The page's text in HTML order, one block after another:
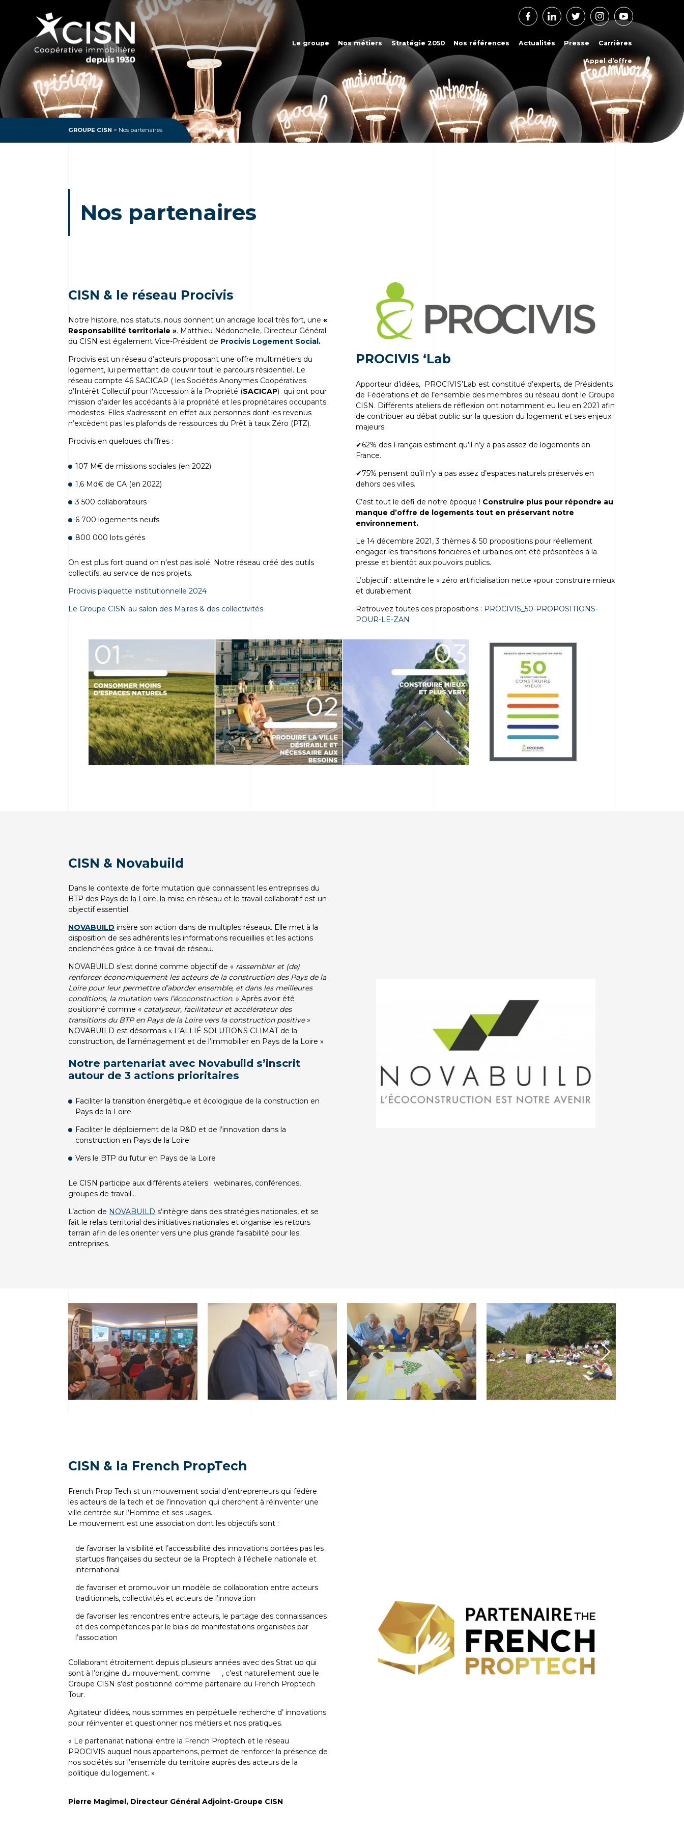
FacebookLinkedinTwitterInstagramYoutube
Le groupe Nos métiers Stratégie 2050 Nos références Actualités Presse Carrières
Appel d’offre
GROUPE CISN > Nos partenaires
Nos partenaires
CISN & le réseau Procivis
Notre histoire, nos statuts, nous donnent un ancrage local très fort, une«
Responsabilité territoriale ». Matthieu Nédonchelle, Directeur Général
du CISN est également Vice-Président de Procivis Logement Social.
Procivis est un réseau d’acteurs proposant une offre multimétiers du
logement, lui permettant de couvrir tout le parcours résidentiel. Le
réseau compte 46 SACICAP ( les Sociétés Anonymes Coopératives
d’Intérêt Collectif pour l’Accession à la Propriété (SACICAP) qui ont pour
mission d’aider les accédants à la propriété et les propriétaires occupants
modestes. Elles s’adressent en effet aux personnes dont les revenus
n’excèdent pas les plafonds de ressources du Prêt à taux Zéro (PTZ).
Procivis en quelques chiffres :
107 M€ de missions sociales (en 2022)
1,6 Md€ de CA (en 2022)
3 500 collaborateurs
6 700 logements neufs
800 000 lots gérés
On est plus fort quand on n’est pas isolé. Notre réseau créé des outils
collectifs, au service de nos projets.
Procivis plaquette institutionnelle 2024
Le Groupe CISN au salon des Maires & des collectivités
PROCIVIS ‘Lab
Apporteur d’idées, PROCIVIS’Lab est constitué d’experts, de Présidents
de Fédérations et de l’ensemble des membres du réseau dont le Groupe
CISN. Différents ateliers de réflexion ont notamment eu lieu en 2021 afin
de contribuer au débat public sur la question du logement et ses enjeux
majeurs.
✔62% des Français estiment qu’il n’y a pas assez de logements en
France.
✔75% pensent qu’il n’y a pas assez d’espaces naturels préservés en
dehors des villes.
C’est tout le défi de notre époque ! Construire plus pour répondre au
manque d’offre de logements tout en préservant notre
environnement.
Le 14 décembre 2021, 3 thèmes & 50 propositions pour réellement
engager les transitions foncières et urbaines ont été présentées à la
presse et bientôt aux pouvoirs publics.
L’objectif : atteindre le « zéro artificialisation nette »pour construire mieux
et durablement.
Retrouvez toutes ces propositions : PROCIVIS_50-PROPOSITIONS-
POUR-LE-ZAN
CISN & Novabuild
Dans le contexte de forte mutation que connaissent les entreprises du
BTP des Pays de la Loire, la mise en réseau et le travail collaboratif est un
objectif essentiel.
NOVABUILD insère son action dans de multiples réseaux. Elle met à la
disposition de ses adhérents les informations recueillies et les actions
enclenchées grâce à ce travail de réseau.
NOVABUILD s’est donné comme objectif de « rassembler et (de)
renforcer économiquement les acteurs de la construction des Pays de la
Loire pour leur permettre d’aborder ensemble, et dans les meilleures
conditions, la mutation vers l’écoconstruction. » Après avoir été
positionné comme « catalyseur, facilitateur et accélérateur des
transitions du BTP en Pays de la Loire vers la construction positive»
NOVABUILD est désormais « L’ALLIÉ SOLUTIONS CLIMAT de la
construction, de l’aménagement et de l’immobilier en Pays de la Loire »
Notre partenariat avec Novabuild s’inscrit
autour de 3 actions prioritaires
Faciliter la transition énergétique et écologique de la construction en
Pays de la Loire
Faciliter le déploiement de la R&D et de l’innovation dans la
construction en Pays de la Loire
Vers le BTP du futur en Pays de la Loire
Le CISN participe aux différents ateliers : webinaires, conférences,
groupes de travail…
L’action de NOVABUILD s’intègre dans des stratégies nationales, et se
fait le relais territorial des initiatives nationales et organise les retours
terrain afin de les orienter vers une plus grande faisabilité pour les
entreprises.
CISN & la French PropTech
French Prop Tech st un mouvement social d’entrepreneurs qui fédère
les acteurs de la tech et de l’innovation qui cherchent à réinventer une
ville centrée sur l’Homme et ses usages.
Le mouvement est une association dont les objectifs sont :
de favoriser la visibilité et l’accessibilité des innovations portées pas les
startups françaises du secteur de la Proptech à l’échelle nationale et
international
de favoriser et promouvoir un modèle de collaboration entre acteurs
traditionnels, collectivités et acteurs de l’innovation
de favoriser les rencontres entre acteurs, le partage des connaissances
et des compétences par le biais de manifestations organisées par
l’association
Collaborant étroitement depuis plusieurs années avec des Strat up qui
sont à l’origine du mouvement, comme
, c’est naturellement que le
Groupe CISN s’est positionné comme partenaire du French Proptech
Tour.
Agitateur d’idées, nous sommes en perpétuelle recherche d’ innovations
pour réinventer et questionner nos métiers et nos pratiques.
« Le partenariat national entre la French Proptech et le réseau
PROCIVIS auquel nous appartenons, permet de renforcer la présence de
nos sociétés sur l’ensemble du territoire auprès des acteurs de la
politique du logement. »
Pierre Magimel, Directeur Général Adjoint-Groupe CISN